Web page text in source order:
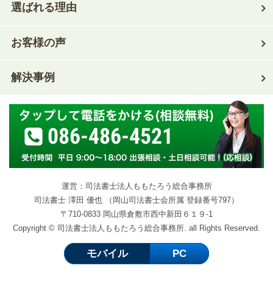
選ばれる理由
お客様の声
解決事例
086-486-4521
運営：司法書士法人ももたろう総合事務所
司法書士 澤田 優也 （岡山司法書士会所属 登録番号797）
〒710-0833 岡山県倉敷市西中新田６１９-1
Copyright © 司法書士法人ももたろう総合事務所. all Rights Reserved.
モバイル PC